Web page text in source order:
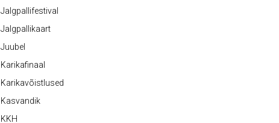
Jalgpallifestival
Jalgpallikaart
Juubel
Karikafinaal
Karikavõistlused
Kasvandik
KKH